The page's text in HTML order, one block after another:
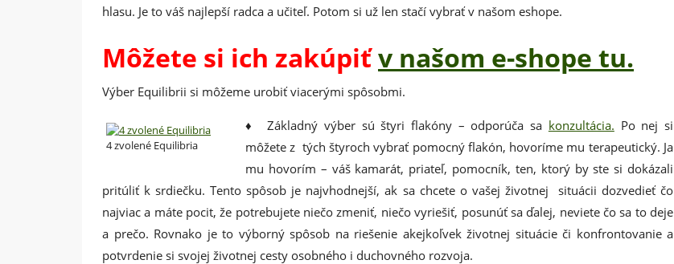
hlasu. Je to váš najlepší radca a učiteľ. Potom si už len stačí vybrať v našom eshope.
Môžete si ich zakúpiťv našom e-shope tu.
Výber Equilibrii si môžeme urobiť viacerými spôsobmi.
4 zvolené Equilibria
♦ Základný výber sú štyri flakóny – odporúča sa konzultácia. Po nej si
môžete z tých štyroch vybrať pomocný flakón, hovoríme mu terapeutický. Ja
mu hovorím – váš kamarát, priateľ, pomocník, ten, ktorý by ste si dokázali
pritúliť k srdiečku. Tento spôsob je najvhodnejší, ak sa chcete o vašej životnej situácii dozvedieť čo
najviac a máte pocit, že potrebujete niečo zmeniť, niečo vyriešiť, posunúť sa ďalej, neviete čo sa to deje
a prečo. Rovnako je to výborný spôsob na riešenie akejkoľvek životnej situácie či konfrontovanie a
potvrdenie si svojej životnej cesty osobného i duchovného rozvoja.